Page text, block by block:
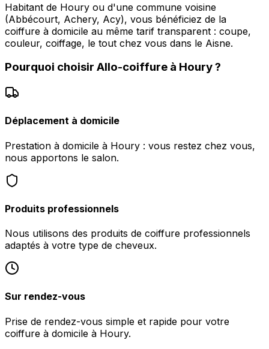
Habitant de Houry ou d'une commune voisine
(Abbécourt, Achery, Acy), vous bénéficiez de la
coiffure à domicile au même tarif transparent : coupe,
couleur, coiffage, le tout chez vous dans le Aisne.
Pourquoi choisir Allo-coiffure à Houry?
Déplacement à domicile
Prestation à domicile à Houry : vous restez chez vous,
nous apportons le salon.
Produits professionnels
Nous utilisons des produits de coiffure professionnels
adaptés à votre type de cheveux.
Sur rendez-vous
Prise de rendez-vous simple et rapide pour votre
coiffure à domicile à Houry.